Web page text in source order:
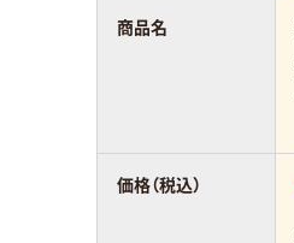
商品名
価格（税込）